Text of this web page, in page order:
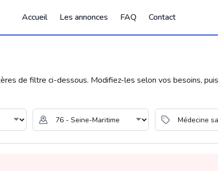
Accueil Les annonces FAQ Contact
de filtre ci-dessous. Modifiez-les selon vos besoins,